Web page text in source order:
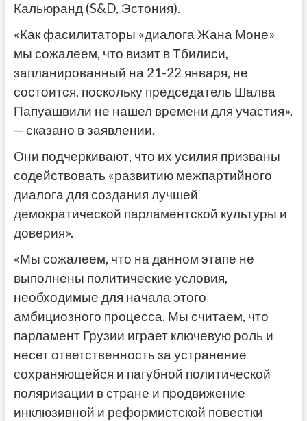
Кальюранд (S&D, Эстония).
«Как фасилитаторы «диалога Жана Моне»
мы сожалеем, что визит в Тбилиси,
запланированный на 21-22 января, не
состоится, поскольку председатель Шалва
Папуашвили не нашел времени для участия»,
— сказано в заявлении.
Они подчеркивают, что их усилия призваны
содействовать «развитию межпартийного
диалога для создания лучшей
демократической парламентской культуры и
доверия».
«Мы сожалеем, что на данном этапе не
выполнены политические условия,
необходимые для начала этого
амбициозного процесса. Мы считаем, что
парламент Грузии играет ключевую роль и
несет ответственность за устранение
сохраняющейся и пагубной политической
поляризации в стране и продвижение
инклюзивной и реформистской повестки